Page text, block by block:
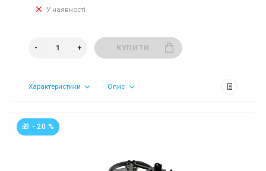
У наявності
КУПИТИ
Характеристики Опис
🎁 - 20 %